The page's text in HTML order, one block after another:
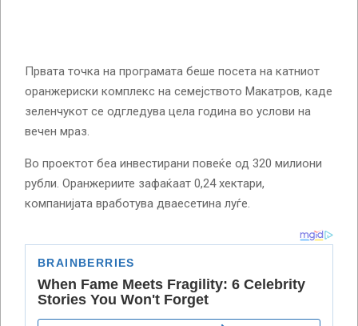
Првата точка на програмата беше посета на катниот
оранжериски комплекс на семејството Макатров, каде
зеленчукот се одгледува цела година во услови на
вечен мраз.
Во проектот беа инвестирани повеќе од 320 милиони
рубли. Оранжериите зафаќаат 0,24 хектари,
компанијата вработува дваесетина луѓе.